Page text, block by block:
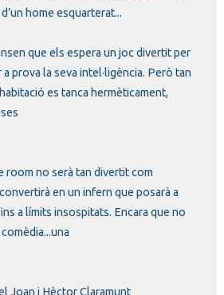
home esquarterat...
que els espera un joc divertit per
a prova la seva intel·ligència. Però tan
es tanca hermèticament,
room no serà tan divertit com
en un infern que posarà a
a límits insospitats. Encara que no
Joan i Hèctor Claramunt